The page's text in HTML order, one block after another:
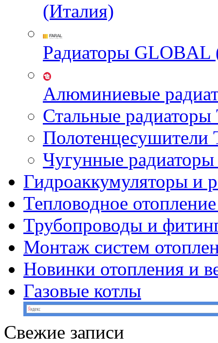
(Италия)
Радиаторы GLOBAL
Алюминиевые
Стальные
Чугунные
Гидроаккумуляторы и
Тепловодное
Трубопроводы и
Монтаж систем
Новинки отопления и
Газовые котлы
Свежие записи